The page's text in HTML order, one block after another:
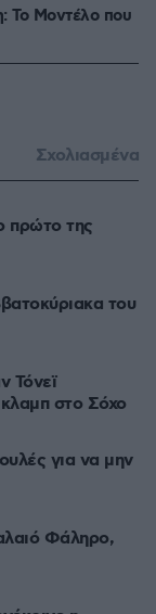
Το Mοντέλο που
Σχολιασμένα
πρώτο της
του
Τόνεϊ
στο Σόχο
για να μην
Φάληρο,